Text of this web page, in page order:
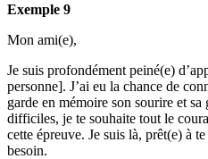
Exemple 9
Mon ami(e),
Je suis profondément peiné(e)
personne]. J’ai eu la chance de
garde en mémoire son sourire et
difficiles, je te souhaite tout le
cette épreuve. Je suis là, prêt(e) à
besoin.